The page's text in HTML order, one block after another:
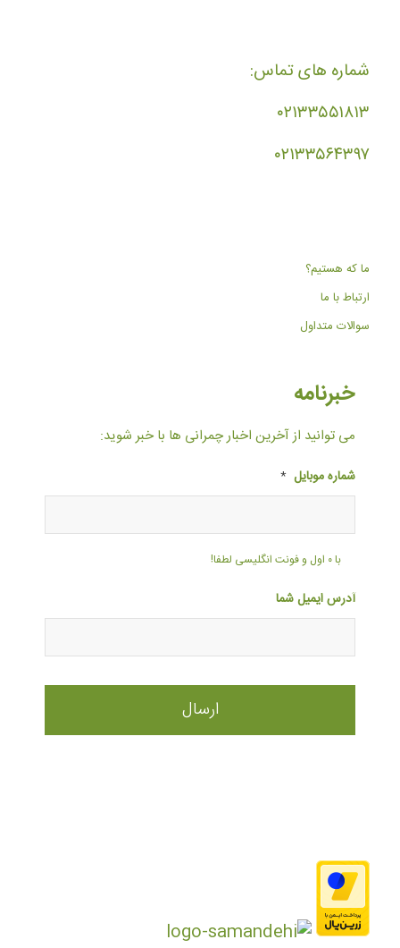
شماره های تماس:
۰۲۱۳۳۵۵۱۸۱۳
۰۲۱۳۳۵۶۴۳۹۷
ما که هستیم؟
ارتباط با ما
سوالات متداول
خبرنامه
می توانید از آخرین اخبار چمرانی ها با خبر شوید:
شماره موبایل *
با ۰ اول و فونت انگلیسی لطفا!
آدرس ایمیل شما